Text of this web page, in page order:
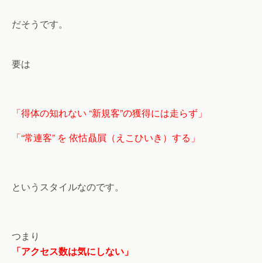
だそうです。
要は
「得体の知れない “新規客”の獲得には走らず」
「“常連客” を 依怙贔屓（えこひいき）する」
というスタイルなのです。
つまり
「アクセス数は気にしない」